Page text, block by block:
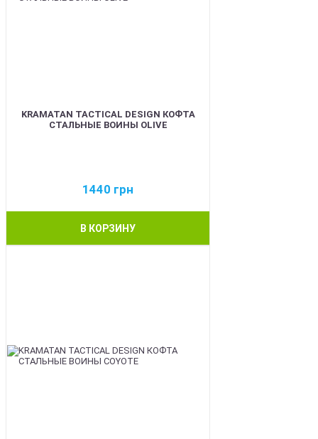
KRAMATAN TACTICAL DESIGN КОФТА
СТАЛЬНЫЕ ВОИНЫ OLIVE
1440 грн
В КОРЗИНУ